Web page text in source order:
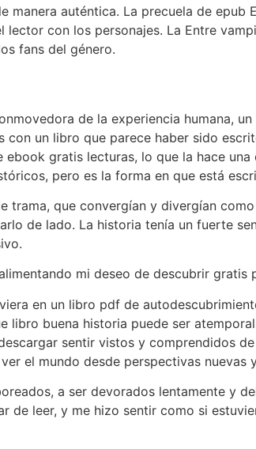
auténtica. La precuela de epub
con los personajes. La Entre
fans del género.
de la experiencia humana,
un libro que parece haber sido
gratis lecturas, lo que la hace
pero es la forma en que está
que convergían y divergían
de lado. La historia tenía un fuerte
mi deseo de descubrir gratis
en un libro pdf de
libro buena historia puede ser
sentir vistos y comprendidos
el mundo desde perspectivas nuevas
a ser devorados lentamente y
de leer, y me hizo sentir como si